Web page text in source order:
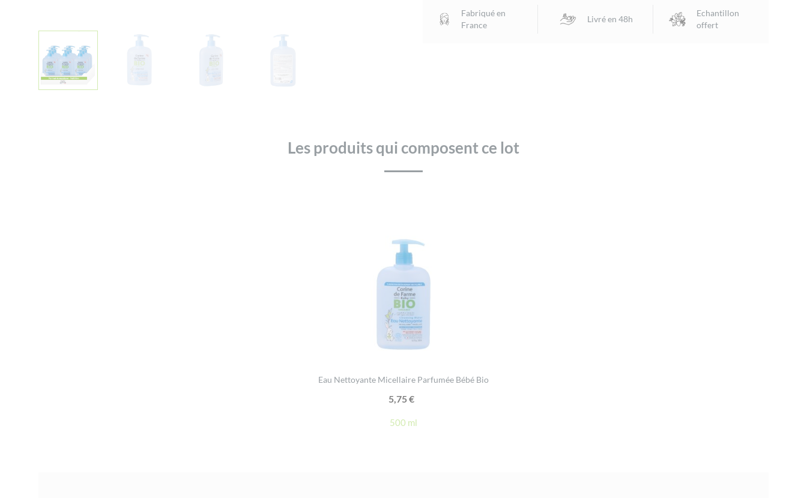
Micellaire
Parfumée
Fabriqué en
France
Livré en 48h
Echantillon
offert
Les produits qui composent ce lot
Eau Nettoyante Micellaire Parfumée Bébé Bio
5,75€
500 ml